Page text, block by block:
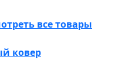
все товары
ковер